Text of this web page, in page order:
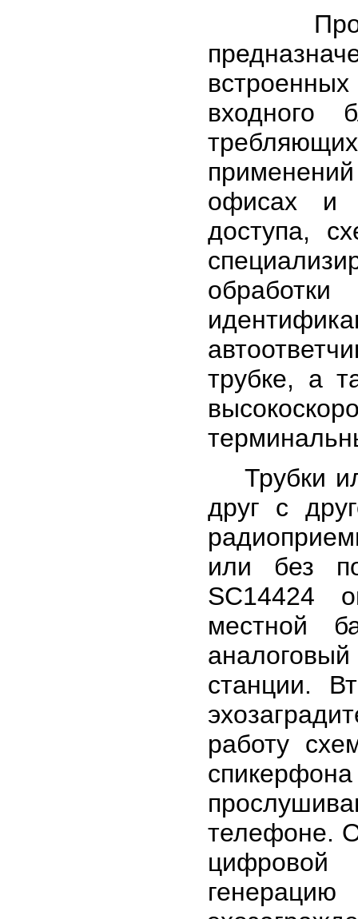
входного
офисах и
доступа,
трубке, а
Трубки
друг с
или без
SC14424
местной
станции.
работу
телефоне.
цифровой
генерацию